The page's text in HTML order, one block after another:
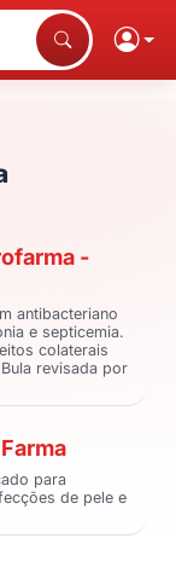
para
-
antibacteriano
e septicemia.
colaterais
revisada por
para
de pele e